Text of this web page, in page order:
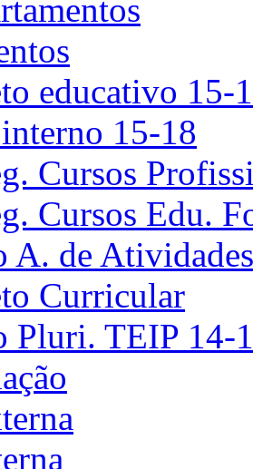
educativo 15-
15-18
Cursos
Cursos Edu.
A. de Atividades
Curricular
Pluri. TEIP 14-